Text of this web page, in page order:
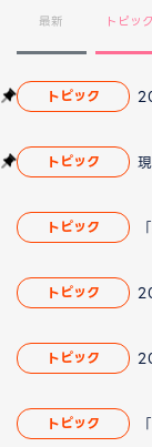
最新 トピック
トピック
トピック
トピック
トピック
トピック
トピック